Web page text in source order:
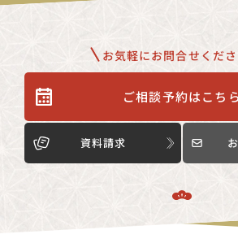
お気軽にお問合せくださ
ご相談予約はこちら
資料請求